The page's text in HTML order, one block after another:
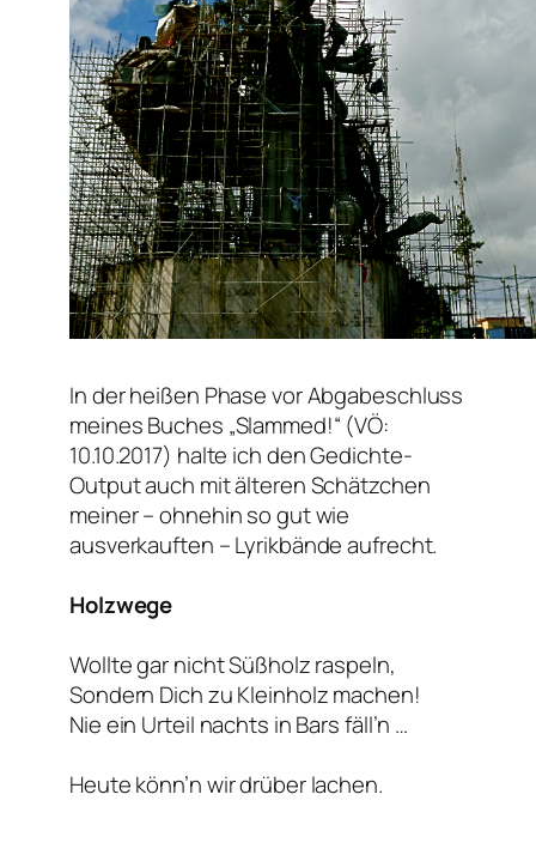
In der heißen Phase vor Abgabeschluss
meines Buches „Slammed!“ (VÖ:
10.10.2017) halte ich den Gedichte-
Output auch mit älteren Schätzchen
meiner – ohnehin so gut wie
ausverkauften – Lyrikbände aufrecht.
Holzwege
Wollte gar nicht Süßholz raspeln,
Sondern Dich zu Kleinholz machen!
Nie ein Urteil nachts in Bars fäll’n …
Heute könn’n wir drüber lachen.